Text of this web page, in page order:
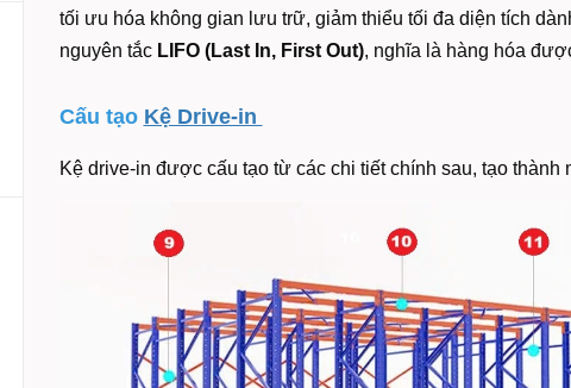
tối ưu hóa không gian lưu trữ, giảm thiểu tối đa diện tích
nguyên tắc LIFO (Last In, First Out), nghĩa là hàng hóa
Cấu tạo Kệ Drive-in
Kệ drive-in được cấu tạo từ các chi tiết chính sau, tạo thành